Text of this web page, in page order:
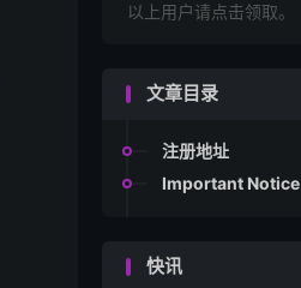
以上用户请点击领取。
文章目录
注册地址
Important Notice
快讯